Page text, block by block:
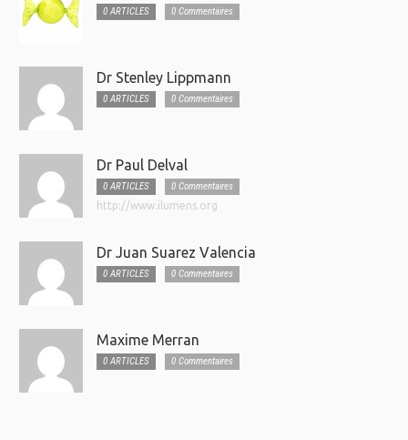
0 ARTICLES 0 Commentaires
Dr Stenley Lippmann
0 ARTICLES 0 Commentaires
Dr Paul Delval
0 ARTICLES
0 Commentaires
http://www.ilumens.org
Dr Juan Suarez Valencia
0 ARTICLES 0 Commentaires
Maxime Merran
0 ARTICLES 0 Commentaires